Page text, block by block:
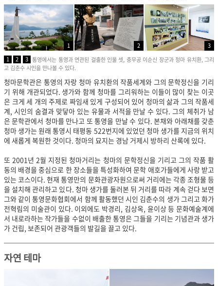
1 2
3
1
2 3 통영에서는 통영과 연관된 걸출한 인물 셋, 충무공 이순신 장군과 청마 유치환, 그리
고 김춘수 시인을 만나볼 수 있다.
청마문학관은 통영의 자랑 청마 유치환의 작품세계와 그의 문학정신을 기리
기 위해 개관되었다. 생가와 함께 청마를 그리워하는 이들이 많이 찾는 이곳
은 크게 세 개의 주제로 짜임새 있게 구성되어 있어 청마의 삶과 그의 작품세
계, 시인의 숨결과 맞닿아 있는 유물과 서적을 만날 수 있다. 그의 체취가 남
은 문학관에서 청마를 만나고 또 통영을 만날 수 있다. 본채와 아래채를 갖춘
청마 생가는 원래 통영시 태평동 522번지에 있었던 청마 생가를 지금의 위치
에 새롭게 복원한 것이다. 청마의 묘지는 경남 거제시 방하리 산록에 있다.
또 2001년 2월 지정된 청마거리는 청마의 문학정신을 기리고 그의 작품 활
동의 배경을 중심으로 한 장소들을 특성화하여 문학 애호가들에게 사랑 받고
있는 코스이다. 현재 통영만의 문화관광자원으로써 거리에는 각종 조형물 등
을 설치해 관리하고 있다. 청마 생가를 둘러본 뒤 거리를 따라 계속 걷다 보면
그와 같이 통영문화협회에서 함께 활동했던 시인 김춘수의 생가 그리고 화가
전혁림의 미술관이 있다. 이외에도 박경리, 김상옥, 윤이상 등 문화예술계에
서 내로라하는 작가들을 수없이 배출한 통영은 그들을 기리는 기념관과 생가
가 건립, 보존되어 관광객들의 발길을 끌고 있다.
자연 테마